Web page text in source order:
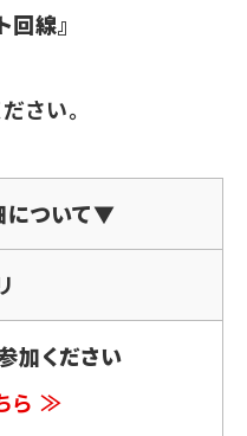
線』
さい。
ついて▼
加ください
ら ≫